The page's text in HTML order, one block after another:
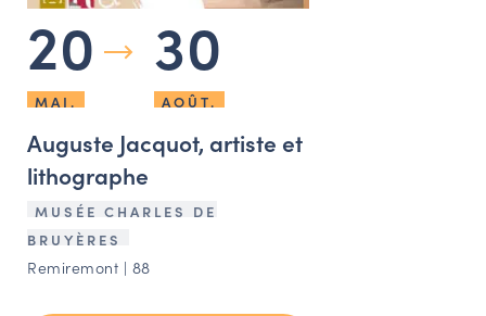
20
MAI.
30
AOÛT.
Auguste Jacquot, artiste et
lithographe
MUSÉE CHARLES DE
BRUYÈRES
Remiremont | 88